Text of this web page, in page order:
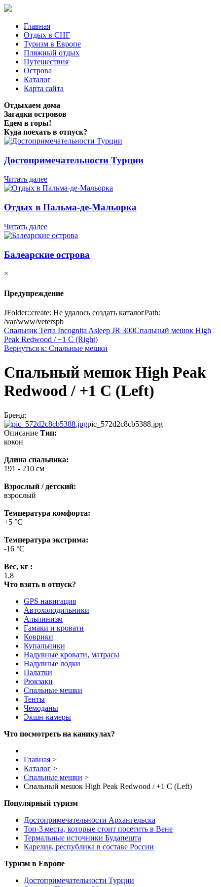
Главная
Отдых в СНГ
Туризм в Европе
Пляжный отдых
Путешествия
Острова
Каталог
Карта сайта
Отдыхаем дома
Загадки островов
Едем в горы!
Куда поехать в отпуск?
Достопримечательности Турции
Читать далее
Отдых в Пальма-де-Мальорка
Читать далее
Балеарские острова
×
Предупреждение
JFolder::create: Не удалось создать каталогPath:
/var/www/veterspb
Спальник Terra Incognita Asleep JR 300Спальный мешок High
Peak Redwood / +1 C (Right)
Вернуться к: Спальные мешки
Спальный мешок High Peak
Redwood / +1 C (Left)
Бренд:
pic_572d2c8cb5388.jpg
Описание Тип:
кокон
Длина спальника:
191 - 210 см
Взрослый / детский:
взрослый
Температура комфорта:
+5 °C
Температура экстрима:
-16 °C
Вес, кг :
1,8
Что взять в отпуск?
GPS навигация
Автохолодильники
Альпинизм
Гамаки и кровати
Коврики
Купальники
Надувные кровати, матрасы
Надувные лодки
Палатки
Рюкзаки
Спальные мешки
Тенты
Чемоданы
Экшн-камеры
Что посмотреть на каникулах?
Главная >
Каталог >
Спальные мешки >
Спальный мешок High Peak Redwood / +1 C (Left)
Популярный туризм
Достопримечательности Архангельска
Топ-3 места, которые стоит посетить в Вене
Термальные источники Будапешта
Карелия, республика в составе России
Туризм в Европе
Достопримечательности Турции